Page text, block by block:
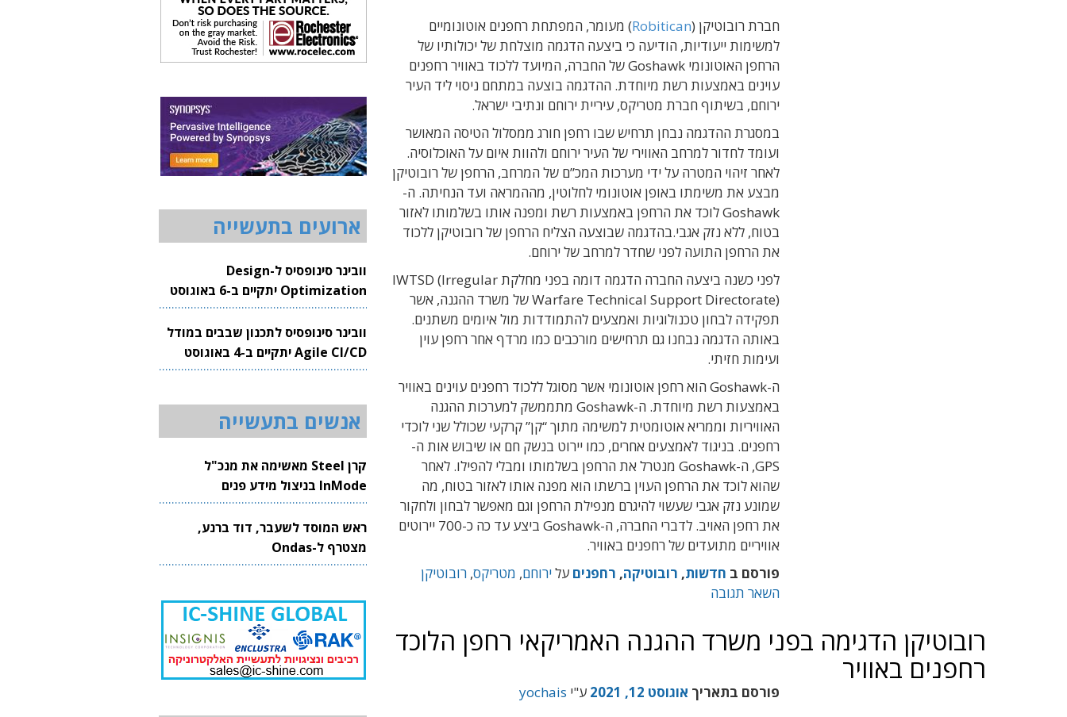
חברת רובוטיקן (Robitican) מעומר, המפתחת רחפנים אוטונומיים
למשימות ייעודיות, הודיעה כי ביצעה הדגמה מוצלחת של יכולותיו של
הרחפן האוטונומי Goshawk של החברה, המיועד ללכוד באוויר רחפנים
עוינים באמצעות רשת מיוחדת. ההדגמה בוצעה במתחם ניסוי ליד העיר
ירוחם, בשיתוף חברת מטריקס, עיריית ירוחם ונתיבי ישראל.
במסגרת ההדגמה נבחן תרחיש שבו רחפן חורג ממסלול הטיסה המאושר
ועומד לחדור למרחב האווירי של העיר ירוחם ולהוות איום על האוכלוסיה.
לאחר זיהוי המטרה על ידי מערכות המכ”ם של המרחב, הרחפן של רובוטיקן
מבצע את משימתו באופן אוטונומי לחלוטין, מההמראה ועד הנחיתה. ה-
Goshawk לוכד את הרחפן באמצעות רשת ומפנה אותו בשלמותו לאזור
בטוח, ללא נזק אגבי.בהדגמה שבוצעה הצליח הרחפן של רובוטיקן ללכוד
את הרחפן התועה לפני שחדר למרחב של ירוחם.
לפני כשנה ביצעה החברה הדגמה דומה בפני מחלקת IWTSD (Irregular
Warfare Technical Support Directorate) של משרד ההגנה, אשר
תפקידה לבחון טכנולוגיות ואמצעים להתמודדות מול איומים משתנים.
באותה הדגמה נבחנו גם תרחישים מורכבים כמו מרדף אחר רחפן עוין
ועימות חזיתי.
ה-Goshawk הוא רחפן אוטונומי אשר מסוגל ללכוד רחפנים עוינים באוויר
באמצעות רשת מיוחדת. ה-Goshawk מתממשק למערכות ההגנה
האוויריות וממריא אוטומטית למשימה מתוך “קן” קרקעי שכולל שני לוכדי
רחפנים. בניגוד לאמצעים אחרים, כמו יירוט בנשק חם או שיבוש אות ה-
GPS, ה-Goshawk מנטרל את הרחפן בשלמותו ומבלי להפילו. לאחר
שהוא לוכד את הרחפן העוין ברשתו הוא מפנה אותו לאזור בטוח, מה
שמונע נזק אגבי שעשוי להיגרם מנפילת הרחפן וגם מאפשר לבחון ולחקור
את רחפן האויב. לדברי החברה, ה-Goshawk ביצע עד כה כ-700 יירוטים
אוויריים מתועדים של רחפנים באוויר.
פורסם ב חדשות, רובוטיקה, רחפנים עלירוחם, מטריקס, רובוטיקן
השאר תגובה
רובוטיקן הדגימה בפני משרד ההגנה האמריקאי רחפן הלוכד
רחפנים באוויר
פורסם בתאריך אוגוסט 12, 2021 ע"י yochais
ארועים בתעשייה
וובינר סינופסיס ל-Design
Optimization יתקיים ב-6 באוגוסט
2026
וובינר סינופסיס לתכנון שבבים במודל
Agile CI/CD יתקיים ב-4 באוגוסט
2026
אנשים בתעשייה
קרן Steel מאשימה את מנכ"ל
InMode בניצול מידע פנים
ראש המוסד לשעבר, דוד ברנע,
מצטרף ל-Ondas